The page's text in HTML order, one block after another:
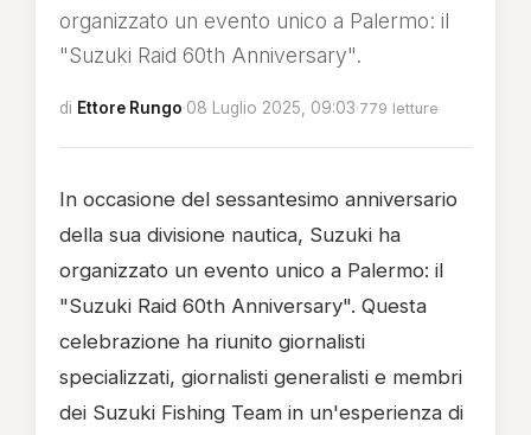
organizzato un evento unico a Palermo: il
"Suzuki Raid 60th Anniversary".
di Ettore Rungo·08 Luglio 2025, 09:03·779 letture
In occasione del sessantesimo anniversario
della sua divisione nautica, Suzuki ha
organizzato un evento unico a Palermo: il
"Suzuki Raid 60th Anniversary". Questa
celebrazione ha riunito giornalisti
specializzati, giornalisti generalisti e membri
dei Suzuki Fishing Team in un'esperienza di